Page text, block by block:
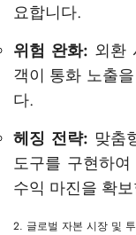
요합니다.
위험 완화: 외환
객이 통화 노출
다.
헤징 전략: 맞춤
도구를 구현하
수익 마진을 확
2. 글로벌 자본 시장 및